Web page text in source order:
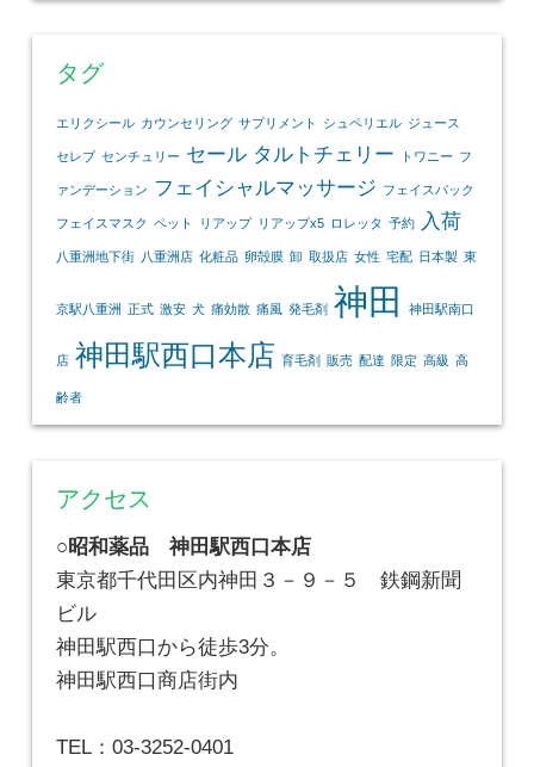
タグ
エリクシール カウンセリング サプリメント シュペリエル ジュース
セレブ センチュリー セール タルトチェリー トワニー フ
ァンデーション フェイシャルマッサージ フェイスパック
フェイスマスク ペット リアップ リアップx5 ロレッタ 予約 入荷
八重洲地下街 八重洲店 化粧品 卵殻膜 卸 取扱店 女性 宅配 日本製 東
京駅八重洲 正式 激安 犬 痛効散 痛風 発毛剤 神田 神田駅南口
店 神田駅西口本店 育毛剤 販売 配達 限定 高級 高
齢者
アクセス
○昭和薬品 神田駅西口本店
東京都千代田区内神田３－９－５ 鉄鋼新聞
ビル
神田駅西口から徒歩3分。
神田駅西口商店街内
TEL：03-3252-0401